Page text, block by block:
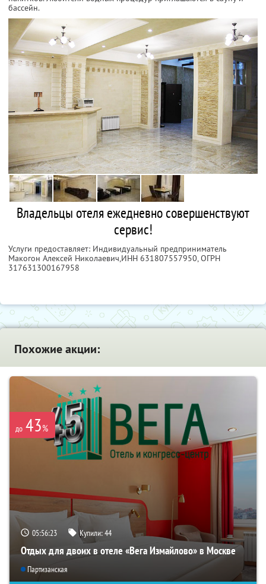
бассейн.
Владельцы отеля ежедневно совершенствуют
сервис!
Услуги предоставляет: Индивидуальный предприниматель
Макогон Алексей Николаевич,ИНН 631807557950, ОГРН
317631300167958
Похожие акции:
до 43%
05:56:23 Купили:44
Отдых для двоих в отеле «Вега Измайлово» в Москве
Партизанская